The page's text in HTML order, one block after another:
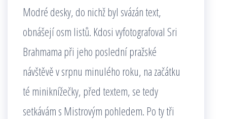
Modré desky, do nichž byl svázán text,
obnášejí osm listů. Kdosi vyfotografoval Sri
Brahmama při jeho poslední pražské
návštěvě v srpnu minulého roku, na začátku
té miniknížečky, před textem, se tedy
setkávám s Mistrovým pohledem. Po ty tři